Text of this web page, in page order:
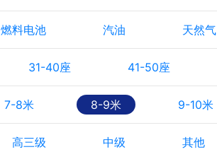
燃料电池 汽油 天然气
31-40座 41-50座
7-8米 8-9米 9-10米
高三级 中级 其他